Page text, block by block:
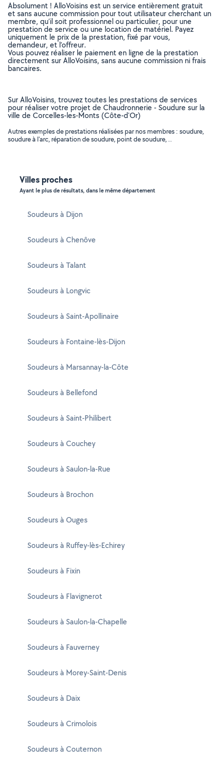
Absolument ! AlloVoisins est un service entièrement gratuit
et sans aucune commission pour tout utilisateur cherchant un
membre, qu’il soit professionnel ou particulier, pour une
prestation de service ou une location de matériel. Payez
uniquement le prix de la prestation, fixé par vous,
demandeur, et l’offreur.
Vous pouvez réaliser le paiement en ligne de la prestation
directement sur AlloVoisins, sans aucune commission ni frais
bancaires.
Sur AlloVoisins, trouvez toutes les prestations de services
pour réaliser votre projet de Chaudronnerie - Soudure sur la
ville de Corcelles-les-Monts (Côte-d'Or)
Autres exemples de prestations réalisées par nos membres : soudure,
soudure à l'arc, réparation de soudure, point de soudure, ..
Villes proches
Ayant le plus de résultats, dans le même département
Soudeurs à Dijon
Soudeurs à Chenôve
Soudeurs à Talant
Soudeurs à Longvic
Soudeurs à Saint-Apollinaire
Soudeurs à Fontaine-lès-Dijon
Soudeurs à Marsannay-la-Côte
Soudeurs à Bellefond
Soudeurs à Saint-Philibert
Soudeurs à Couchey
Soudeurs à Saulon-la-Rue
Soudeurs à Brochon
Soudeurs à Ouges
Soudeurs à Ruffey-lès-Echirey
Soudeurs à Fixin
Soudeurs à Flavignerot
Soudeurs à Saulon-la-Chapelle
Soudeurs à Fauverney
Soudeurs à Morey-Saint-Denis
Soudeurs à Daix
Soudeurs à Crimolois
Soudeurs à Couternon